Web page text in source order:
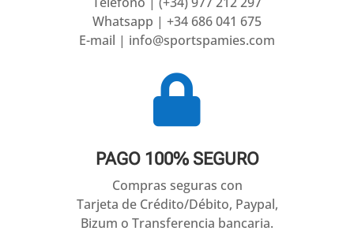
Whatsapp | +34 686 041 675
E-mail | info@sportspamies.com

PAGO 100% SEGURO
Compras seguras con
Tarjeta de Crédito/Débito, Paypal,
Bizum o Transferencia bancaria.